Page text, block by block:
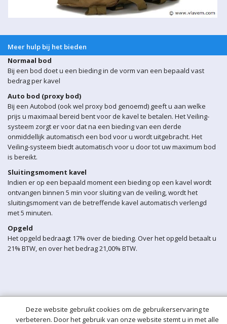
Meer hulp bij het bieden
Normaal bod
Bij een bod doet u een bieding in de vorm van een bepaald vast
bedrag per kavel
Auto bod (proxy bod)
Bij een Autobod (ook wel proxy bod genoemd) geeft u aan welke
prijs u maximaal bereid bent voor de kavel te betalen. Het Veiling-
systeem zorgt er voor dat na een bieding van een derde
onmiddellijk automatisch een bod voor u wordt uitgebracht. Het
Veiling-systeem biedt automatisch voor u door tot uw maximum bod
is bereikt.
Sluitingsmoment kavel
Indien er op een bepaald moment een bieding op een kavel wordt
ontvangen binnen 5 min voor sluiting van de veiling, wordt het
sluitingsmoment van de betreffende kavel automatisch verlengd
met 5 minuten.
Opgeld
Het opgeld bedraagt 17% over de bieding. Over het opgeld betaalt u
21% BTW, en over het bedrag 21,00% BTW.
Deze website gebruikt cookies om de gebruikerservaring te
verbeteren. Door het gebruik van onze website stemt u in met alle